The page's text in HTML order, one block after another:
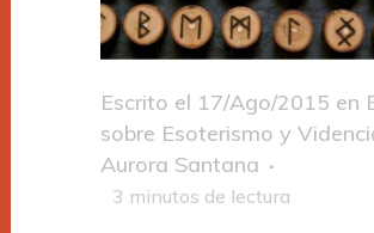
Escrito el 17/Ago/2015 en
sobre Esoterismo y
Aurora Santana
3 minutos de lectura